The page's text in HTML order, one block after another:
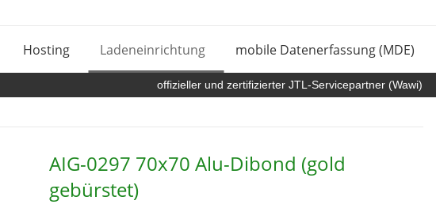
Hosting Ladeneinrichtung mobile Datenerfassung (MDE)
offizieller und zertifizierter JTL-Servicepartner (Wawi)
AIG-0297 70x70 Alu-Dibond (gold
gebürstet)